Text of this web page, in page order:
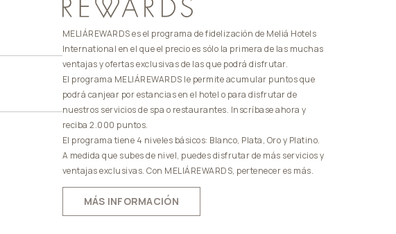
MELIÁREWARDS es el programa de fidelización de Meliá Hotels
International en el que el precio es sólo la primera de las muchas
ventajas y ofertas exclusivas de las que podrá disfrutar.
El programa MELIÁREWARDS le permite acumular puntos que
podrá canjear por estancias en el hotel o para disfrutar de
nuestros servicios de spa o restaurantes. Inscríbase ahora y
reciba 2.000 puntos.
El programa tiene 4 niveles básicos: Blanco, Plata, Oro y Platino.
A medida que subes de nivel, puedes disfrutar de más servicios y
ventajas exclusivas. Con MELIÁREWARDS, pertenecer es más.
MÁS INFORMACIÓN